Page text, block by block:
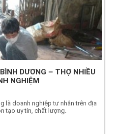
DƯƠNG – THỢ NHIỀU
NGHIỆM
là doanh nghiệp tư nhân trên địa
tạo uy tín, chất lượng.